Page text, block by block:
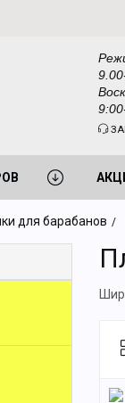
для барабанов